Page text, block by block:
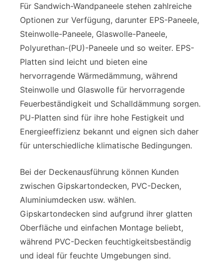
Für Sandwich-Wandpaneele stehen zahlreiche
Optionen zur Verfügung, darunter EPS-Paneele,
Steinwolle-Paneele, Glaswolle-Paneele,
Polyurethan-(PU)-Paneele und so weiter. EPS-
Platten sind leicht und bieten eine
hervorragende Wärmedämmung, während
Steinwolle und Glaswolle für hervorragende
Feuerbeständigkeit und Schalldämmung sorgen.
PU-Platten sind für ihre hohe Festigkeit und
Energieeffizienz bekannt und eignen sich daher
für unterschiedliche klimatische Bedingungen.
Bei der Deckenausführung können Kunden
zwischen Gipskartondecken, PVC-Decken,
Aluminiumdecken usw. wählen.
Gipskartondecken sind aufgrund ihrer glatten
Oberfläche und einfachen Montage beliebt,
während PVC-Decken feuchtigkeitsbeständig
und ideal für feuchte Umgebungen sind.